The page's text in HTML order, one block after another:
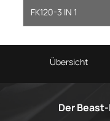
FK120-3 IN 1
Übersicht
Der